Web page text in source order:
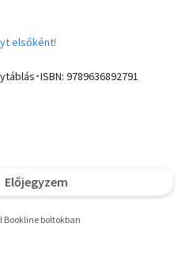
elsőként!
･ISBN: 9789636892791
Előjegyzem
Bookline boltokban